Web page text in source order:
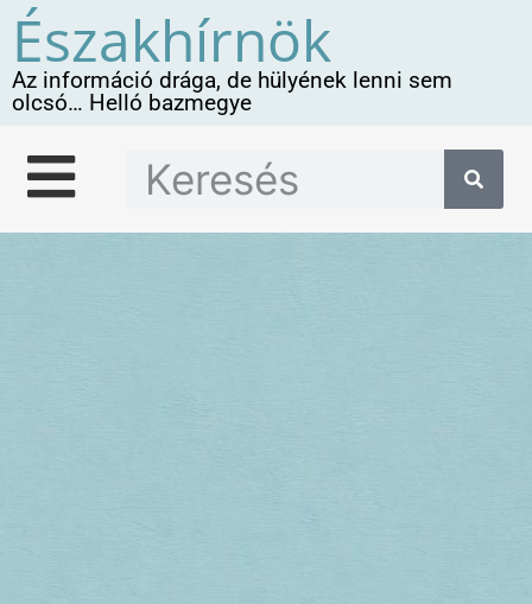
Északhírnök
Az információ drága, de hülyének lenni sem
olcsó… Helló bazmegye